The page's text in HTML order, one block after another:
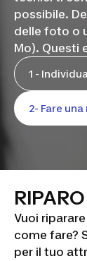
possibile.
delle foto o
Mo). Questi
1 -
2- Fare
Vuoi
come fare?
per il tuo